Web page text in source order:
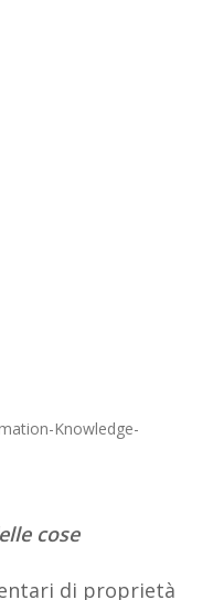
Knowledge-
cose
di proprietà